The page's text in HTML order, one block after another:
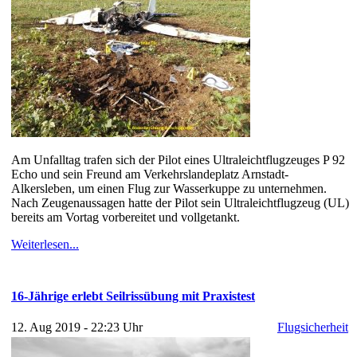
Am Unfalltag trafen sich der Pilot eines Ultraleichtflugzeuges P 92
Echo und sein Freund am Verkehrslandeplatz Arnstadt-
Alkersleben, um einen Flug zur Wasserkuppe zu unternehmen.
Nach Zeugenaussagen hatte der Pilot sein Ultraleichtflugzeug (UL)
bereits am Vortag vorbereitet und vollgetankt.
Weiterlesen...
16-Jährige erlebt Seilrissübung mit Praxistest
12. Aug 2019 - 22:23 Uhr Flugsicherheit